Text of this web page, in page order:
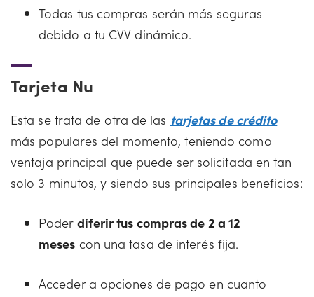
Todas tus compras serán más seguras
debido a tu CVV dinámico.
Tarjeta Nu
Esta se trata de otra de las tarjetas de crédito
más populares del momento, teniendo como
ventaja principal que puede ser solicitada en tan
solo 3 minutos, y siendo sus principales beneficios:
Poder diferir tus compras de 2 a 12
meses con una tasa de interés fija.
Acceder a opciones de pago en cuanto